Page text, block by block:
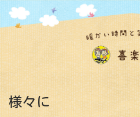
テ
ン
ツ
へ
ス
キ
ッ
様々に